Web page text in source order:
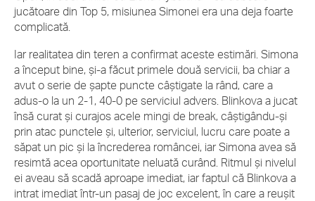
jucătoare din Top 5, misiunea Simonei era una deja foarte
complicată.
Iar realitatea din teren a confirmat aceste estimări. Simona
a început bine, și-a făcut primele două servicii, ba chiar a
avut o serie de șapte puncte câștigate la rând, care a
adus-o la un 2-1, 40-0 pe serviciul advers. Blinkova a jucat
însă curat și curajos acele mingi de break, câștigându-și
prin atac punctele și, ulterior, serviciul, lucru care poate a
săpat un pic și la încrederea româncei, iar Simona avea să
resimtă acea oportunitate neluată curând. Ritmul și nivelul
ei aveau să scadă aproape imediat, iar faptul că Blinkova a
intrat imediat într-un pasaj de joc excelent, în care a reușit